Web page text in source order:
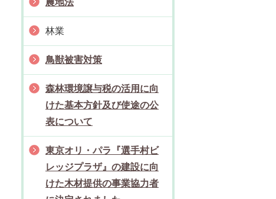
農地法
林業
鳥獣被害対策
森林環境譲与税の活用に向
けた基本方針及び使途の公
表について
東京オリ・パラ『選手村ビ
レッジプラザ』の建設に向
けた木材提供の事業協力者